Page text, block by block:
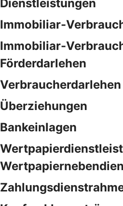
Dienstleistungen
Immobiliar-
Immobiliar-
Förderdarlehen
Überziehungen
Bankeinlagen